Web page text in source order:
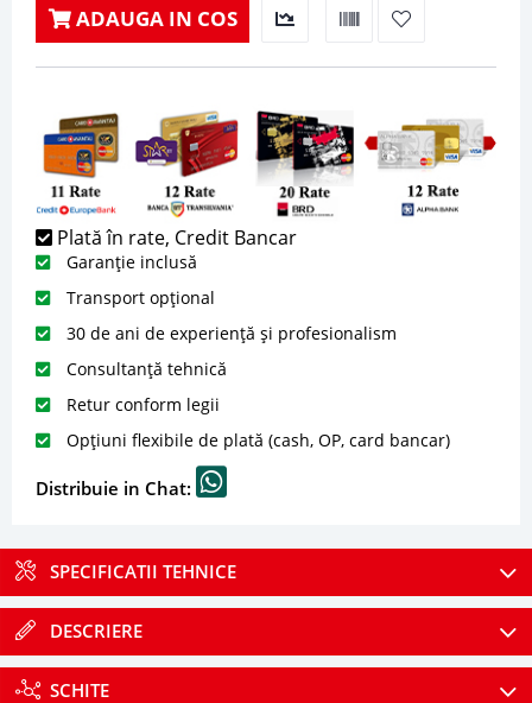
ADAUGA IN COS
Plată în rate, Credit Bancar
Garanție inclusă
Transport opțional
30 de ani de experiență și profesionalism
Consultanță tehnică
Retur conform legii
Opțiuni flexibile de plată (cash, OP, card bancar)
Distribuie in Chat:
SPECIFICATII TEHNICE
DESCRIERE
SCHITE